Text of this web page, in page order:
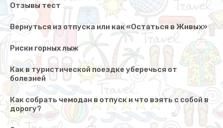
Отзывы тест
Вернуться из отпуска или как «Остаться в Живых»
Риски горных лыж
Как в туристической поездке уберечься от
болезней
Как собрать чемодан в отпуск и что взять с собой в
дорогу?